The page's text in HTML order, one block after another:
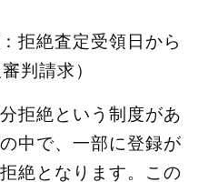
絶査定受領日から
判請求）
拒絶という制度があ
中で、一部に登録が
絶となります。この